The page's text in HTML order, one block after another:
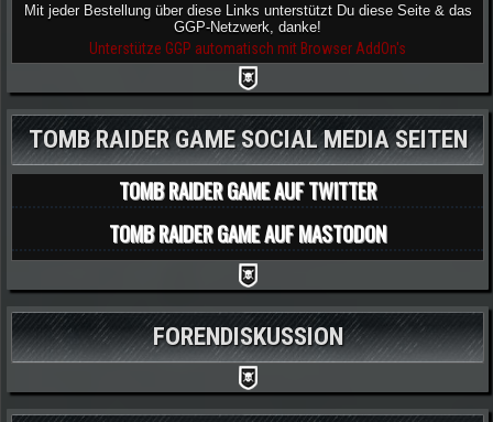
Mit jeder Bestellung über diese Links unterstützt Du diese Seite & das
GGP-Netzwerk, danke!
Unterstütze GGP automatisch mit Browser AddOn's
TOMB RAIDER GAME SOCIAL MEDIA SEITEN
TOMB RAIDER GAME AUF TWITTER
TOMB RAIDER GAME AUF MASTODON
FORENDISKUSSION